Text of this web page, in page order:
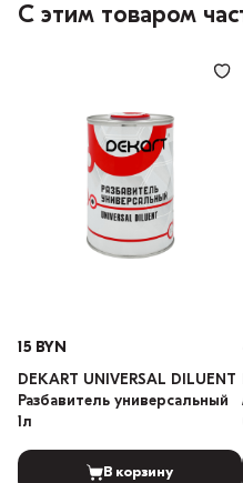
С этим товаром
15 BYN
DEKART UNIVERSAL DILUENT
Разбавитель универсальный
1л
В корзину